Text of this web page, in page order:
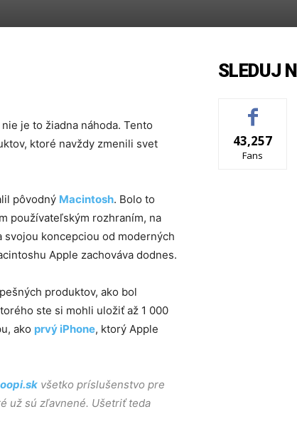
je to žiadna náhoda. Tento
ktoré navždy zmenili svet
pôvodný Macintosh. Bolo to
používateľským rozhraním, na
svojou koncepciou od moderných
Apple zachováva dodnes.
produktov, ako bol
ste si mohli uložiť až 1 000
ako prvý iPhone, ktorý Apple
všetko príslušenstvo pre
už sú zľavnené. Ušetriť teda
SLEDUJ
43,257
Fans